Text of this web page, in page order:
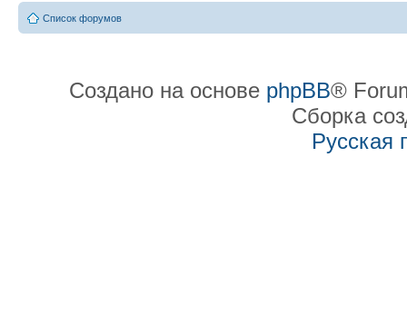
Список форумов
Создано на основе phpBB®
Сборка
Русская